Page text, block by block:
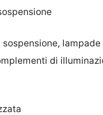
sospensione,
di